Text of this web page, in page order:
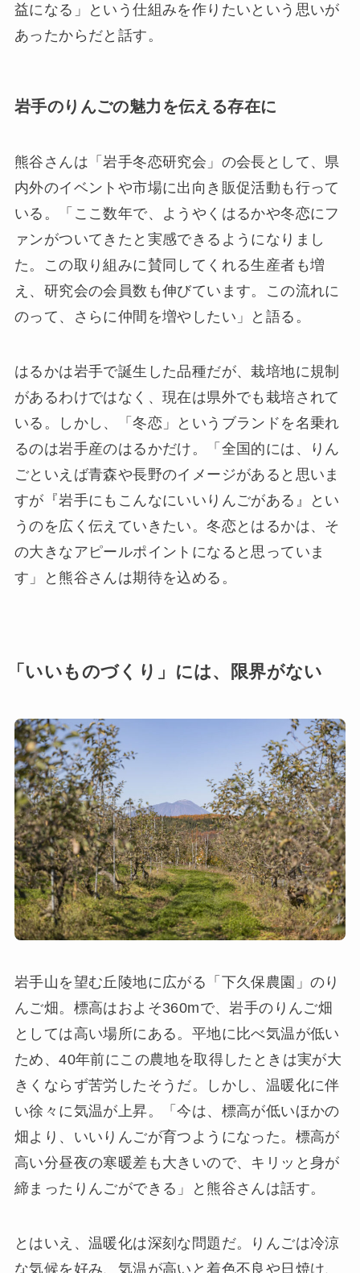
益になる」という仕組みを作りたいという思いが
あったからだと話す。
岩手のりんごの魅力を伝える存在に
熊谷さんは「岩手冬恋研究会」の会長として、県
内外のイベントや市場に出向き販促活動も行って
いる。「ここ数年で、ようやくはるかや冬恋にフ
ァンがついてきたと実感できるようになりまし
た。この取り組みに賛同してくれる生産者も増
え、研究会の会員数も伸びています。この流れに
のって、さらに仲間を増やしたい」と語る。
はるかは岩手で誕生した品種だが、栽培地に規制
があるわけではなく、現在は県外でも栽培されて
いる。しかし、「冬恋」というブランドを名乗れ
るのは岩手産のはるかだけ。「全国的には、りん
ごといえば青森や長野のイメージがあると思いま
すが『岩手にもこんなにいいりんごがある』とい
うのを広く伝えていきたい。冬恋とはるかは、そ
の大きなアピールポイントになると思っていま
す」と熊谷さんは期待を込める。
「いいものづくり」には、限界がない
岩手山を望む丘陵地に広がる「下久保農園」のり
んご畑。標高はおよそ360mで、岩手のりんご畑
としては高い場所にある。平地に比べ気温が低い
ため、40年前にこの農地を取得したときは実が大
きくならず苦労したそうだ。しかし、温暖化に伴
い徐々に気温が上昇。「今は、標高が低いほかの
畑より、いいりんごが育つようになった。標高が
高い分昼夜の寒暖差も大きいので、キリッと身が
締まったりんごができる」と熊谷さんは話す。
とはいえ、温暖化は深刻な問題だ。りんごは冷涼
な気候を好み、気温が高いと着色不良や日焼け、